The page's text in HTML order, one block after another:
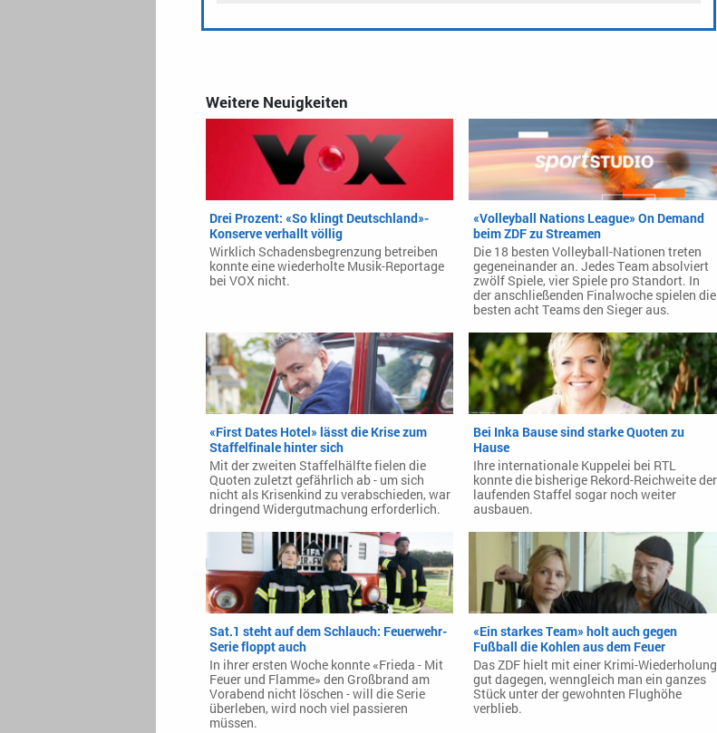
Weitere Neuigkeiten
Drei Prozent: «So klingt Deutschland»-
Konserve verhallt völlig
Wirklich Schadensbegrenzung betreiben
konnte eine wiederholte Musik-Reportage
bei VOX nicht.
«Volleyball Nations League» On Demand
beim ZDF zu Streamen
Die 18 besten Volleyball-Nationen treten
gegeneinander an. Jedes Team absolviert
zwölf Spiele, vier Spiele pro Standort. In
der anschließenden Finalwoche spielen die
besten acht Teams den Sieger aus.
«First Dates Hotel» lässt die Krise zum
Staffelfinale hinter sich
Mit der zweiten Staffelhälfte fielen die
Quoten zuletzt gefährlich ab - um sich
nicht als Krisenkind zu verabschieden, war
dringend Widergutmachung erforderlich.
Bei Inka Bause sind starke Quoten zu
Hause
Ihre internationale Kuppelei bei RTL
konnte die bisherige Rekord-Reichweite der
laufenden Staffel sogar noch weiter
ausbauen.
Sat.1 steht auf dem Schlauch: Feuerwehr-
Serie floppt auch
In ihrer ersten Woche konnte «Frieda - Mit
Feuer und Flamme» den Großbrand am
Vorabend nicht löschen - will die Serie
überleben, wird noch viel passieren
müssen.
«Ein starkes Team» holt auch gegen
Fußball die Kohlen aus dem Feuer
Das ZDF hielt mit einer Krimi-Wiederholung
gut dagegen, wenngleich man ein ganzes
Stück unter der gewohnten Flughöhe
verblieb.